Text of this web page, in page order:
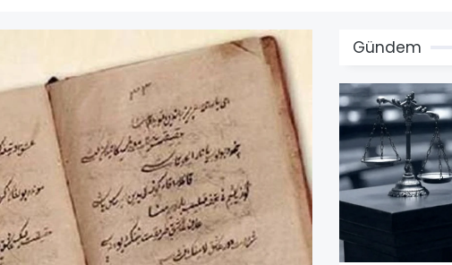
Gündem